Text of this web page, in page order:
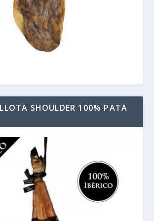
SHOULDER 100% PATA